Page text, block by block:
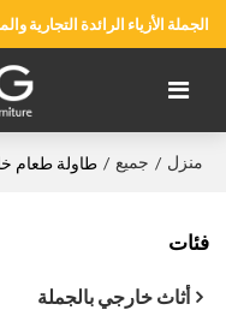
الجملة الأزياء الرائدة التجارية
منزل / جميع / طاولة طعام
فئات
أثاث خارجي بالجملة